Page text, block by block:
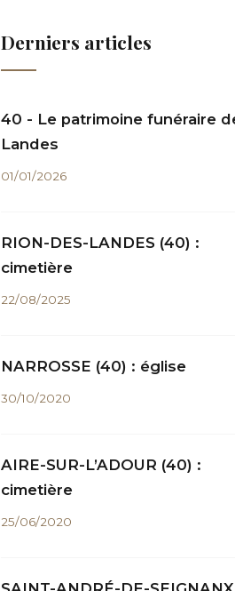
Derniers articles
40 - Le patrimoine funéraire
Landes
01/01/2026
RION-DES-LANDES (40) :
cimetière
22/08/2025
NARROSSE (40) : église
30/10/2020
AIRE-SUR-L’ADOUR (40) :
cimetière
25/06/2020